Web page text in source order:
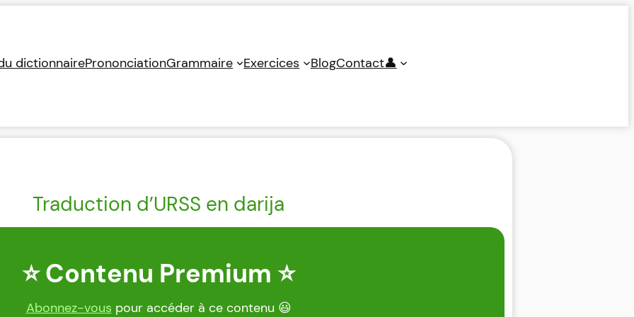
dictionnairePrononciationGrammaire Exercices BlogContact👤
Traduction d’URSS en darija
⭐ Contenu Premium ⭐
Abonnez-vous pour accéder à ce contenu 😃